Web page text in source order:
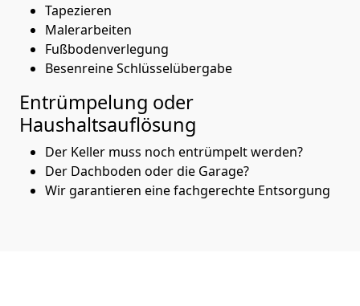
Tapezieren
Malerarbeiten
Fußbodenverlegung
Besenreine Schlüsselübergabe
Entrümpelung oder
Haushaltsauflösung
Der Keller muss noch entrümpelt werden?
Der Dachboden oder die Garage?
Wir garantieren eine fachgerechte Entsorgung